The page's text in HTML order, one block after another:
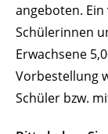
angeboten.
Schülerinnen
Erwachsene
Vorbestellung
Schüler bzw.